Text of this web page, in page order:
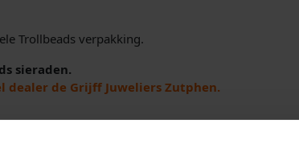
a
s
a
Trollbeads verpakking.
sieraden.
dealer de Grijff Juweliers Zutphen.